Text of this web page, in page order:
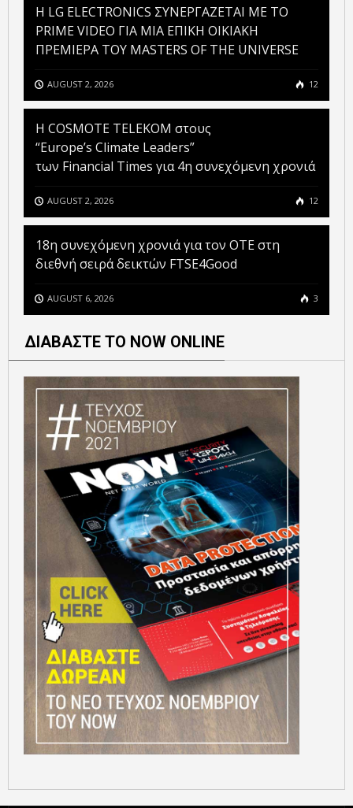
H LG ELECTRONICS ΣΥΝΕΡΓΑΖΕΤΑΙ ΜΕ ΤΟ
PRIME VIDEO ΓΙΑ ΜΙΑ ΕΠΙΚΗ ΟΙΚΙΑΚΗ
ΠΡΕΜΙΕΡΑ ΤΟΥ MASTERS OF THE UNIVERSE
AUGUST 2, 2026 12
Η COSMOTE TELEKOM στους
“Europe’s Climate Leaders”
των Financial Times για 4η συνεχόμενη χρονιά
AUGUST 2, 2026 12
18η συνεχόμενη χρονιά για τον ΟΤΕ στη
διεθνή σειρά δεικτών FTSE4Good
AUGUST 6, 2026 3
ΔΙΑΒΑΣΤΕ ΤΟ NOW ONLINE